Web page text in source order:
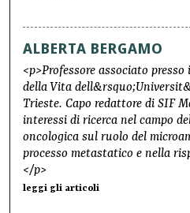
ALBERTA BERGAMO
<p>Professore associato
della Vita
Trieste. Capo redattore di SIF
interessi di ricerca nel campo
oncologica sul ruolo del
processo metastatico e nella
</p>
leggi gli articoli